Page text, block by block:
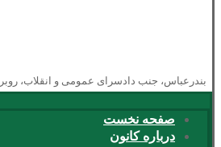
بندرعباس، جنب دادسرای عمومی و انقلاب،
صفحه نخست
درباره کانون